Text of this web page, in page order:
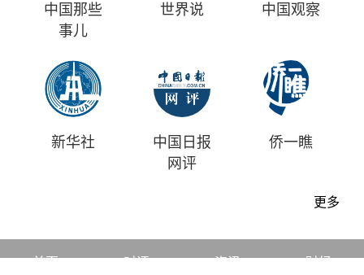
中国那些
事儿
世界说 中国观察
新华社
中国日报
网评
侨一瞧
更多
首页 时评 资讯 财经